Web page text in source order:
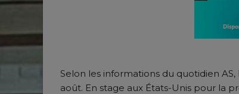
Selon les informations du quotidien
août. En stage aux États-Unis pour la